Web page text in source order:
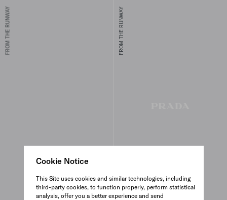
Cookie Notice
This Site uses cookies and similar technologies, including
third-party cookies, to function properly, perform statistical
analysis, offer you a better experience and send
FROM THE RUNWAY FROM THE RUNWAY